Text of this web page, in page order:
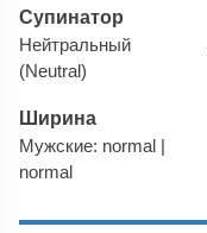
Супинатор
Нейтральный
(Neutral)
Ширина
Мужские: normal |
normal